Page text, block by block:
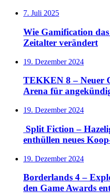
7. Juli 2025
Wie Gamification
Zeitalter verändert
19. Dezember 2024
TEKKEN 8 – Neuer
Arena für
19. Dezember 2024
Split Fiction –
enthüllen neues
19. Dezember 2024
Borderlands 4 –
den Game Awards